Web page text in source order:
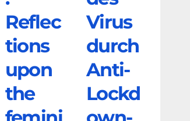
Reflec
tions
upon
the
Virus
durch
Anti-
Lockd